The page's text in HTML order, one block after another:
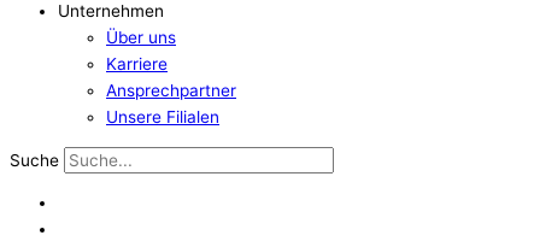
Unternehmen
Über uns
Karriere
Ansprechpartner
Unsere Filialen
Suche